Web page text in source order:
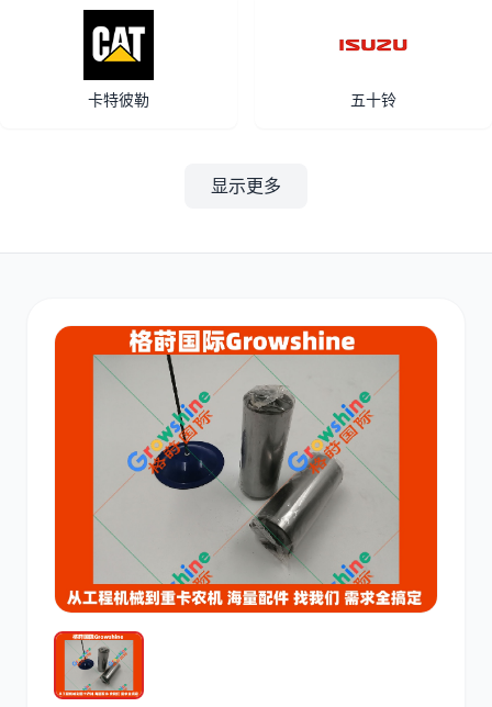
卡特彼勒 五十铃
其他 小松
沃尔沃 康明斯
日立 久保田
显示更多